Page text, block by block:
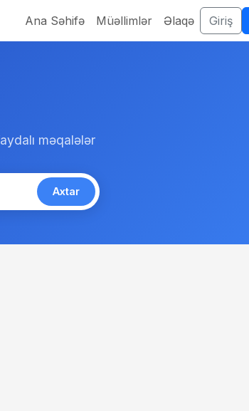
Ana Səhifə Müəllimlər Əlaqə Giriş
məqalələr
Axtar